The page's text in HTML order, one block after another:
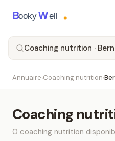
BookyWell
Coaching nutrition ·
Annuaire›Coaching nutrition›
Coaching
0 coaching nutrition